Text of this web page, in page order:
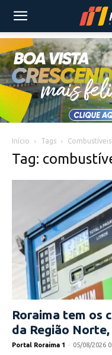
Início Tags Combustíveis
Tag:
Roraima tem os
da Região
Portal Roraima 1 - 05/08/2026